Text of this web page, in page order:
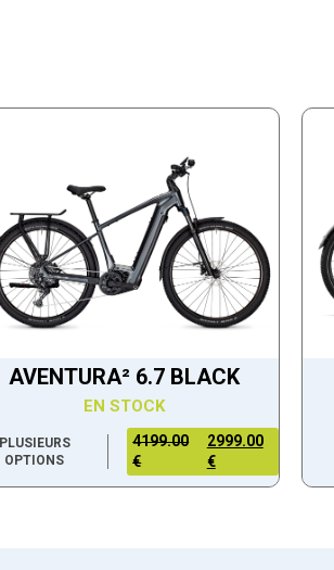
AVENTURA² 6.7 BLACK
EN STOCK
PLUSIEURS
OPTIONS
4199.00
€
2999.00
€